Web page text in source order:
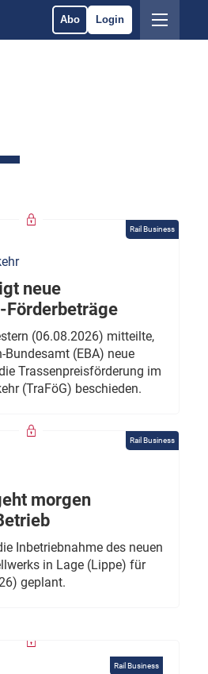
Abo Login
Rail Business
neue
Förderbeträge
(06.08.2026) mitteilte,
Bundesamt (EBA) neue
Trassenpreisförderung im
(TraFöG) beschieden.
Rail Business
morgen
Inbetriebnahme des neuen
in Lage (Lippe) für
geplant.
Rail Business